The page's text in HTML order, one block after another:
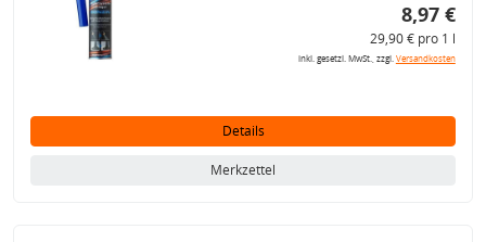
8,97 €
29,90 € pro 1 l
inkl. gesetzl. MwSt., zzgl.Versandkosten
Details
Merkzettel